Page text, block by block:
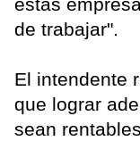
estas
de trabajar".
El intendente
que lograr
sean